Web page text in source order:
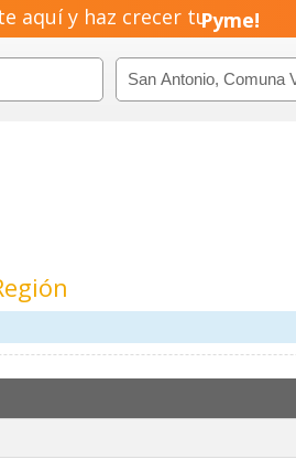
aquí y haz crecer tuPyme!